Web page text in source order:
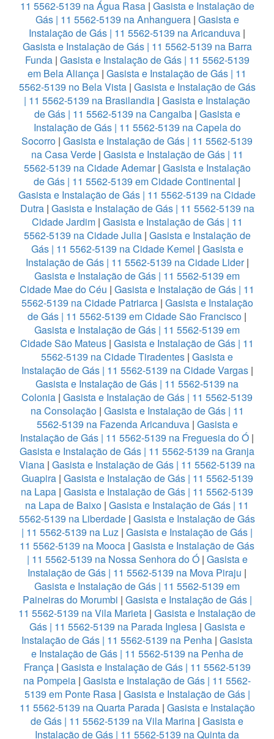
11 5562-5139 na Água Rasa | Gasista e Instalação de
Gás | 11 5562-5139 na Anhanguera| Gasista e
Instalação de Gás | 11 5562-5139 na Aricanduva |
Gasista e Instalação de Gás | 11 5562-5139 na Barra
Funda | Gasista e Instalação de Gás | 11 5562-5139
em Bela Aliança | Gasista e Instalação de Gás | 11
5562-5139 no Bela Vista| Gasista e Instalação de Gás
| 11 5562-5139 na Brasilandia | Gasista e Instalação
de Gás | 11 5562-5139 na Cangaiba| Gasista e
Instalação de Gás | 11 5562-5139 na Capela do
Socorro | Gasista e Instalação de Gás | 11 5562-5139
na Casa Verde| Gasista e Instalação de Gás | 11
5562-5139 na Cidade Ademar| Gasista e Instalação
de Gás | 11 5562-5139 em Cidade Continental |
Gasista e Instalação de Gás | 11 5562-5139 na Cidade
Dutra | Gasista e Instalação de Gás | 11 5562-5139 na
Cidade Jardim| Gasista e Instalação de Gás | 11
5562-5139 na Cidade Julia | Gasista e Instalação de
Gás | 11 5562-5139 na Cidade Kemel | Gasista e
Instalação de Gás | 11 5562-5139 na Cidade Lider|
Gasista e Instalação de Gás | 11 5562-5139 em
Cidade Mae do Céu | Gasista e Instalação de Gás | 11
5562-5139 na Cidade Patriarca| Gasista e Instalação
de Gás | 11 5562-5139 em Cidade São Francisco |
Gasista e Instalação de Gás | 11 5562-5139 em
Cidade São Mateus | Gasista e Instalação de Gás | 11
5562-5139 na Cidade Tiradentes | Gasista e
Instalação de Gás | 11 5562-5139 na Cidade Vargas |
Gasista e Instalação de Gás | 11 5562-5139 na
Colonia | Gasista e Instalação de Gás | 11 5562-5139
na Consolação | Gasista e Instalação de Gás | 11
5562-5139 na Fazenda Aricanduva| Gasista e
Instalação de Gás | 11 5562-5139 na Freguesia do Ó |
Gasista e Instalação de Gás | 11 5562-5139 na Granja
Viana | Gasista e Instalação de Gás | 11 5562-5139 na
Guapira| Gasista e Instalação de Gás | 11 5562-5139
na Lapa | Gasista e Instalação de Gás | 11 5562-5139
na Lapa de Baixo | Gasista e Instalação de Gás | 11
5562-5139 na Liberdade | Gasista e Instalação de Gás
| 11 5562-5139 na Luz | Gasista e Instalação de Gás |
11 5562-5139 na Mooca | Gasista e Instalação de Gás
| 11 5562-5139 na Nossa Senhora do Ó| Gasista e
Instalação de Gás | 11 5562-5139 na Mova Piraju |
Gasista e Instalação de Gás | 11 5562-5139 em
Paineiras do Morumbi | Gasista e Instalação de Gás |
11 5562-5139 na Vila Marieta | Gasista e Instalação de
Gás | 11 5562-5139 na Parada Inglesa | Gasista e
Instalação de Gás | 11 5562-5139 na Penha | Gasista
e Instalação de Gás | 11 5562-5139 na Penha de
França | Gasista e Instalação de Gás | 11 5562-5139
na Pompeia | Gasista e Instalação de Gás | 11 5562-
5139 em Ponte Rasa| Gasista e Instalação de Gás |
11 5562-5139 na Quarta Parada| Gasista e Instalação
de Gás | 11 5562-5139 na Vila Marina | Gasista e
Instalação de Gás | 11 5562-5139 na Quinta da